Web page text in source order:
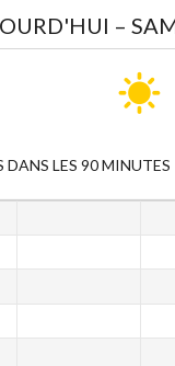
–
LES 90 MINUTES